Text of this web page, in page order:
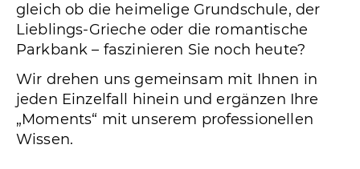
gleich ob die heimelige Grundschule, der
Lieblings-Grieche oder die romantische
Parkbank – faszinieren Sie noch heute?
Wir drehen uns gemeinsam mit Ihnen in
jeden Einzelfall hinein und ergänzen Ihre
„Moments“ mit unserem professionellen
Wissen.